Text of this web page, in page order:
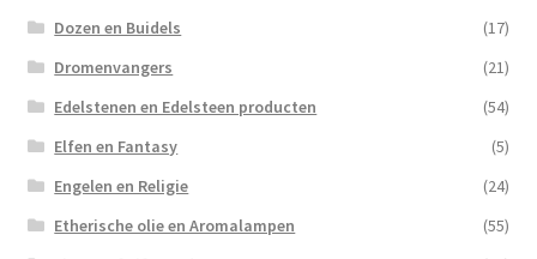
Dozen en Buidels
(17)
Dromenvangers
(21)
Edelstenen en Edelsteen producten
(54)
Elfen en Fantasy
(5)
Engelen en Religie
(24)
Etherische olie en Aromalampen
(55)